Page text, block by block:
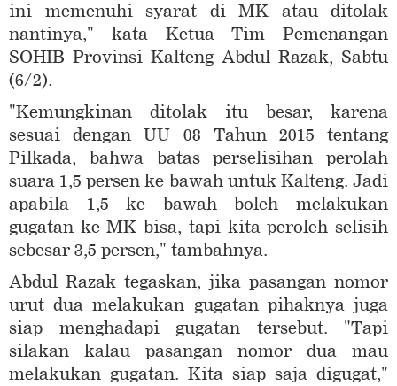
ini memenuhi syarat di MK atau ditolak
nantinya," kata Ketua Tim Pemenangan
SOHIB Provinsi Kalteng Abdul Razak, Sabtu
(6/2).
"Kemungkinan ditolak itu besar, karena
sesuai dengan UU 08 Tahun 2015 tentang
Pilkada, bahwa batas perselisihan perolah
suara 1,5 persen ke bawah untuk Kalteng. Jadi
apabila 1,5 ke bawah boleh melakukan
gugatan ke MK bisa, tapi kita peroleh selisih
sebesar 3,5 persen," tambahnya.
Abdul Razak tegaskan, jika pasangan nomor
urut dua melakukan gugatan pihaknya juga
siap menghadapi gugatan tersebut. "Tapi
silakan kalau pasangan nomor dua mau
melakukan gugatan. Kita siap saja digugat,"